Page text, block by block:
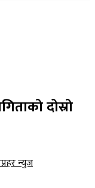
दोस्रो
न्युज